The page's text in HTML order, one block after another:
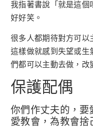
我指著書說「就是這個
好好笑。
很多人都期待對方可以
這樣做就感到失望或生
們都可以主動去做，改
保護配偶
你們作丈夫的，要
愛教會，為教會